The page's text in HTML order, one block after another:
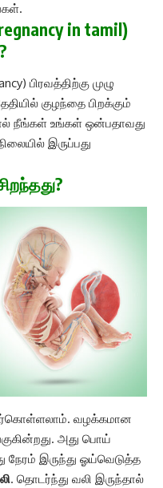
in tamil)
பிரவத்திற்கு முழு
குழந்தை பிறக்கும்
நீங்கள் உங்கள் ஒன்பதாவது
இருப்பது
வழக்கமான
அது பொய்
நேரம் இருந்து ஓய்வெடுத்த
. தொடர்ந்து வலி இருந்தால்